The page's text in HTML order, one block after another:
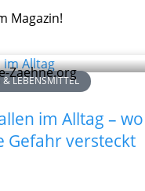
Magazin!
& LEBENSMITTEL
im Alltag –
Gefahr versteckt